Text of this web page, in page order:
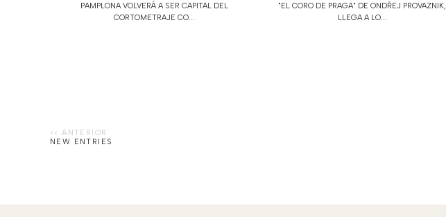
PAMPLONA VOLVERÁ A SER CAPITAL DEL
CORTOMETRAJE CO...
"EL CORO DE PRAGA" DE ONDŘEJ PROVAZNIK,
LLEGA A LO...
NEW ENTRIES